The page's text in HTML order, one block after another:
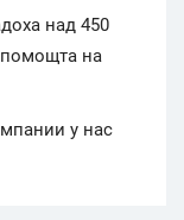
над 450
помощта на
у нас